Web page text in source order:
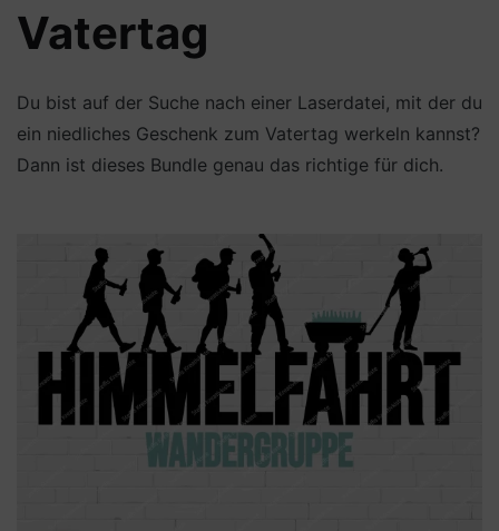
Vatertag
Du bist auf der Suche nach einer Laserdatei, mit der du
ein niedliches Geschenk zum Vatertag werkeln kannst?
Dann ist dieses Bundle genau das richtige für dich.